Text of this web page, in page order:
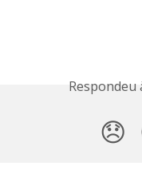
Respondeu
😞